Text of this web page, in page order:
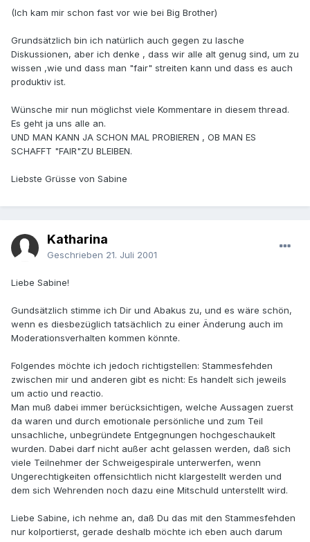
(Ich kam mir schon fast vor wie bei Big Brother)
Grundsätzlich bin ich natürlich auch gegen zu lasche
Diskussionen, aber ich denke , dass wir alle alt genug sind, um zu
wissen ,wie und dass man "fair" streiten kann und dass es auch
produktiv ist.
Wünsche mir nun möglichst viele Kommentare in diesem thread.
Es geht ja uns alle an.
UND MAN KANN JA SCHON MAL PROBIEREN , OB MAN ES
SCHAFFT "FAIR"ZU BLEIBEN.
Liebste Grüsse von Sabine
Katharina
Geschrieben 21. Juli 2001
Liebe Sabine!
Gundsätzlich stimme ich Dir und Abakus zu, und es wäre schön,
wenn es diesbezüglich tatsächlich zu einer Änderung auch im
Moderationsverhalten kommen könnte.
Folgendes möchte ich jedoch richtigstellen: Stammesfehden
zwischen mir und anderen gibt es nicht: Es handelt sich jeweils
um actio und reactio.
Man muß dabei immer berücksichtigen, welche Aussagen zuerst
da waren und durch emotionale persönliche und zum Teil
unsachliche, unbegründete Entgegnungen hochgeschaukelt
wurden. Dabei darf nicht außer acht gelassen werden, daß sich
viele Teilnehmer der Schweigespirale unterwerfen, wenn
Ungerechtigkeiten offensichtlich nicht klargestellt werden und
dem sich Wehrenden noch dazu eine Mitschuld unterstellt wird.
Liebe Sabine, ich nehme an, daß Du das mit den Stammesfehden
nur kolportierst, gerade deshalb möchte ich eben auch darum